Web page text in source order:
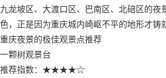
九龙坡区、大渡口区、巴南区、北碚区的夜
色，正是因为重庆城内崎岖不平的地形才铸
重庆夜景的极佳观景点推荐
一颗树观景台
推荐指数：★★★★☆